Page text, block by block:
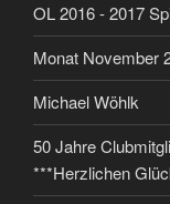
OL 2016 - 2017
Monat November
Michael Wöhlk
50 Jahre
***Herzlichen